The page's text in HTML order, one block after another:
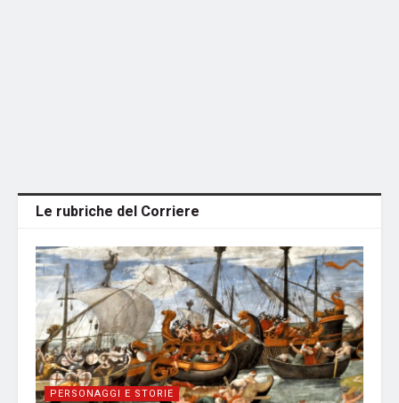
Le rubriche del Corriere
PERSONAGGI E STORIE